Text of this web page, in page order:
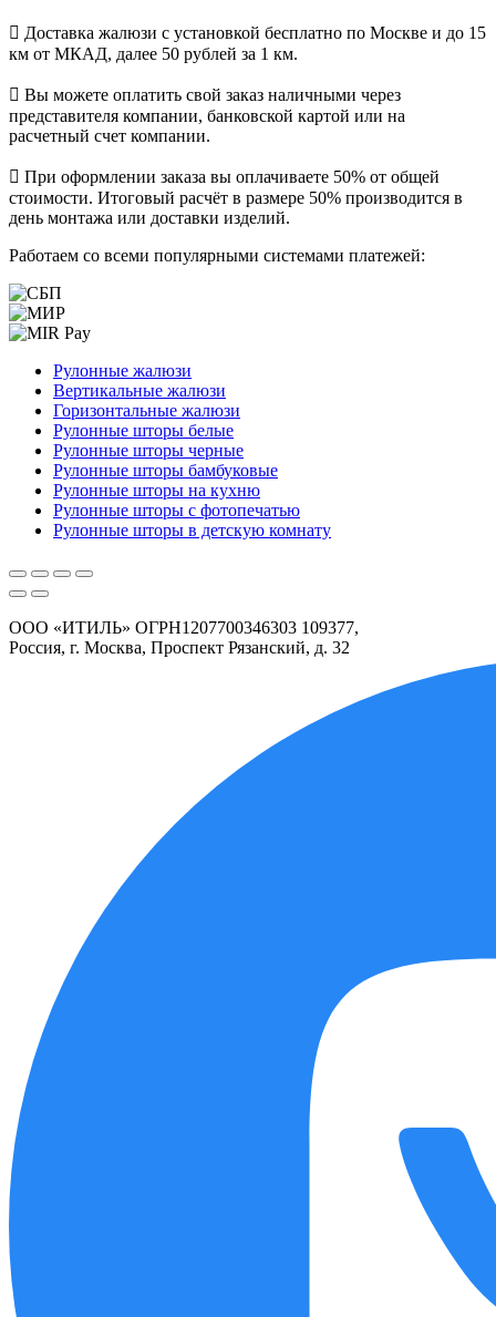
Доставка жалюзи с установкой бесплатно по Москве и до 15
км от МКАД, далее 50 рублей за 1 км.
Вы можете оплатить свой заказ наличными через
представителя компании, банковской картой или на
расчетный счет компании.
При оформлении заказа вы оплачиваете 50% от общей
стоимости. Итоговый расчёт в размере 50% производится в
день монтажа или доставки изделий.
Работаем со всеми популярными системами платежей:
Рулонные жалюзи
Вертикальные жалюзи
Горизонтальные жалюзи
Рулонные шторы белые
Рулонные шторы черные
Рулонные шторы бамбуковые
Рулонные шторы на кухню
Рулонные шторы с фотопечатью
Рулонные шторы в детскую комнату
ООО «ИТИЛЬ» ОГРН1207700346303 109377,
Россия, г. Москва, Проспект Рязанский, д. 32